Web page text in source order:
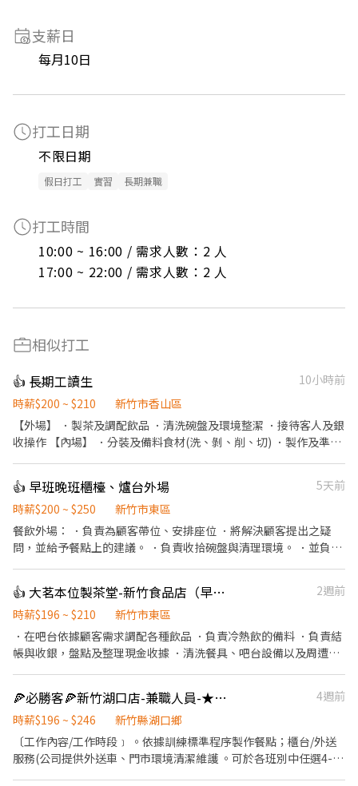
支薪日
每月10日
打工日期
不限日期
假日打工 實習 長期兼職
打工時間
10:00 ~ 16:00 / 需求人數：2 人
17:00 ~ 22:00 / 需求人數：2 人
相似打工
👍 長期工讀生
10小時前
時薪$200 ~ $210
新竹市香山區
【外場】 ．製茶及調配飲品 ．清洗碗盤及環境整潔 ．接待客人及銀
收操作 【內場】 ．分裝及備料食材(洗、剝、削、切) ．製作及準備
👍 早班晚班櫃檯、爐台外場
5天前
時薪$200 ~ $250
新竹市東區
餐飲外場： ．負責為顧客帶位、安排座位 ．將解決顧客提出之疑
問，並給予餐點上的建議。 ．負責收拾碗盤與清理環境。 ．並負責
．協助測量食材的容量與重量。 ．打包外帶服務。
👍 大茗本位製茶堂-新竹食品店（早班長期工讀）
2週前
時薪$196 ~ $210
新竹市東區
．在吧台依據顧客需求調配各種飲品 ．負責冷熱飲的備料 ．負責結
帳與收銀，盤點及整理現金收據 ．清洗餐具、吧台設備以及周遭工
🍕必勝客🍕新竹湖口店-兼職人員-★彈性周排班★-"$196-$240"-另享外送獎金
4週前
時薪$196 ~ $246
新竹縣湖口鄉
〔工作內容/工作時段﹞ 。依據訓練標準程序製作餐點；櫃台/外送
服務(公司提供外送車、門市環境清潔維護 。可於各班別中任選4-6